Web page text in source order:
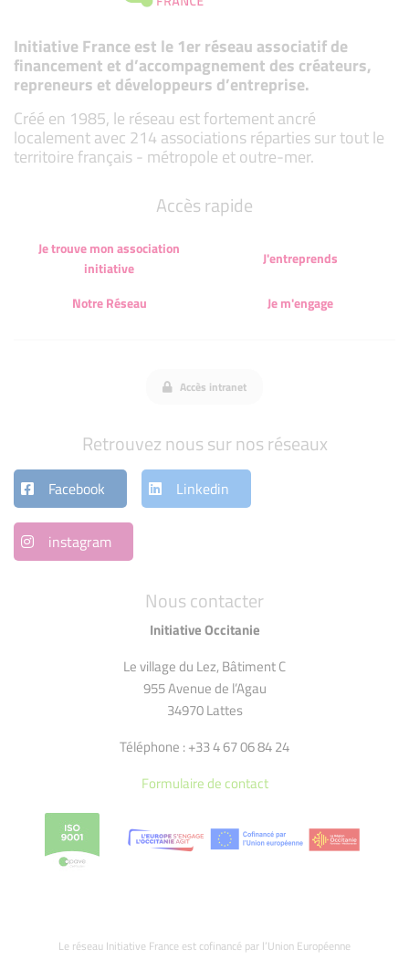
Initiative France est le 1er réseau associatif de
financement et d’accompagnement des créateurs,
repreneurs et développeurs d’entreprise.
Créé en 1985, le réseau est fortement ancré
localement avec 214 associations réparties sur tout le
territoire français - métropole et outre-mer.
Nous contacter
Initiative Occitanie
Le village du Lez, Bâtiment C
955 Avenue de l’Agau
34970 Lattes
Téléphone : +33 4 67 06 84 24
Formulaire de contact
Le réseau Initiative France est cofinancé par l’Union Européenne
Accès rapide
Je trouve mon association
initiative
J'entreprends
Notre Réseau Je m'engage
Accès intranet
Retrouvez nous sur nos réseaux
Facebook Linkedin
instagram